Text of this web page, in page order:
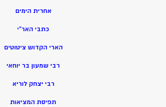
אחרית הימים
כתבי האר”י
הארי הקדוש ציטוטים
רבי שמעון בר יוחאי
רבי יצחק לוריא
תפיסת המציאות